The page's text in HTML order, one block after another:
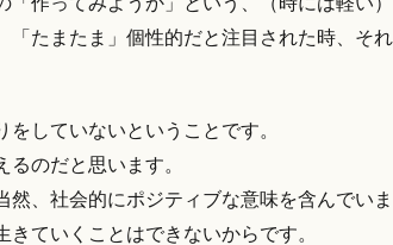
たまたま」個性的だと注目された時、それ
していないということです。
のだと思います。
、社会的にポジティブな意味を含んでいま
ていくことはできないからです。